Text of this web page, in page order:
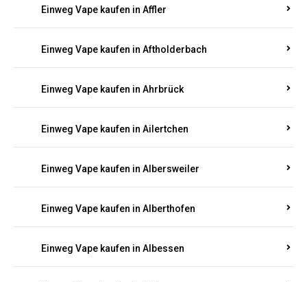
Einweg Vape kaufen in Affler
Einweg Vape kaufen in Aftholderbach
Einweg Vape kaufen in Ahrbrück
Einweg Vape kaufen in Ailertchen
Einweg Vape kaufen in Albersweiler
Einweg Vape kaufen in Alberthofen
Einweg Vape kaufen in Albessen